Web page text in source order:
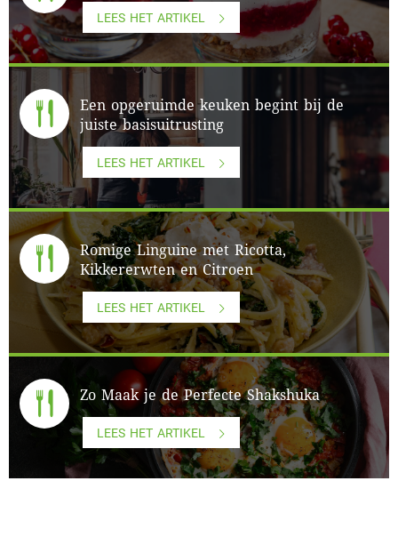
LEES HET ARTIKEL
Een opgeruimde keuken begint bij de
juiste basisuitrusting
LEES HET ARTIKEL
Romige Linguine met Ricotta,
Kikkererwten en Citroen
LEES HET ARTIKEL
Zo Maak je de Perfecte Shakshuka
LEES HET ARTIKEL